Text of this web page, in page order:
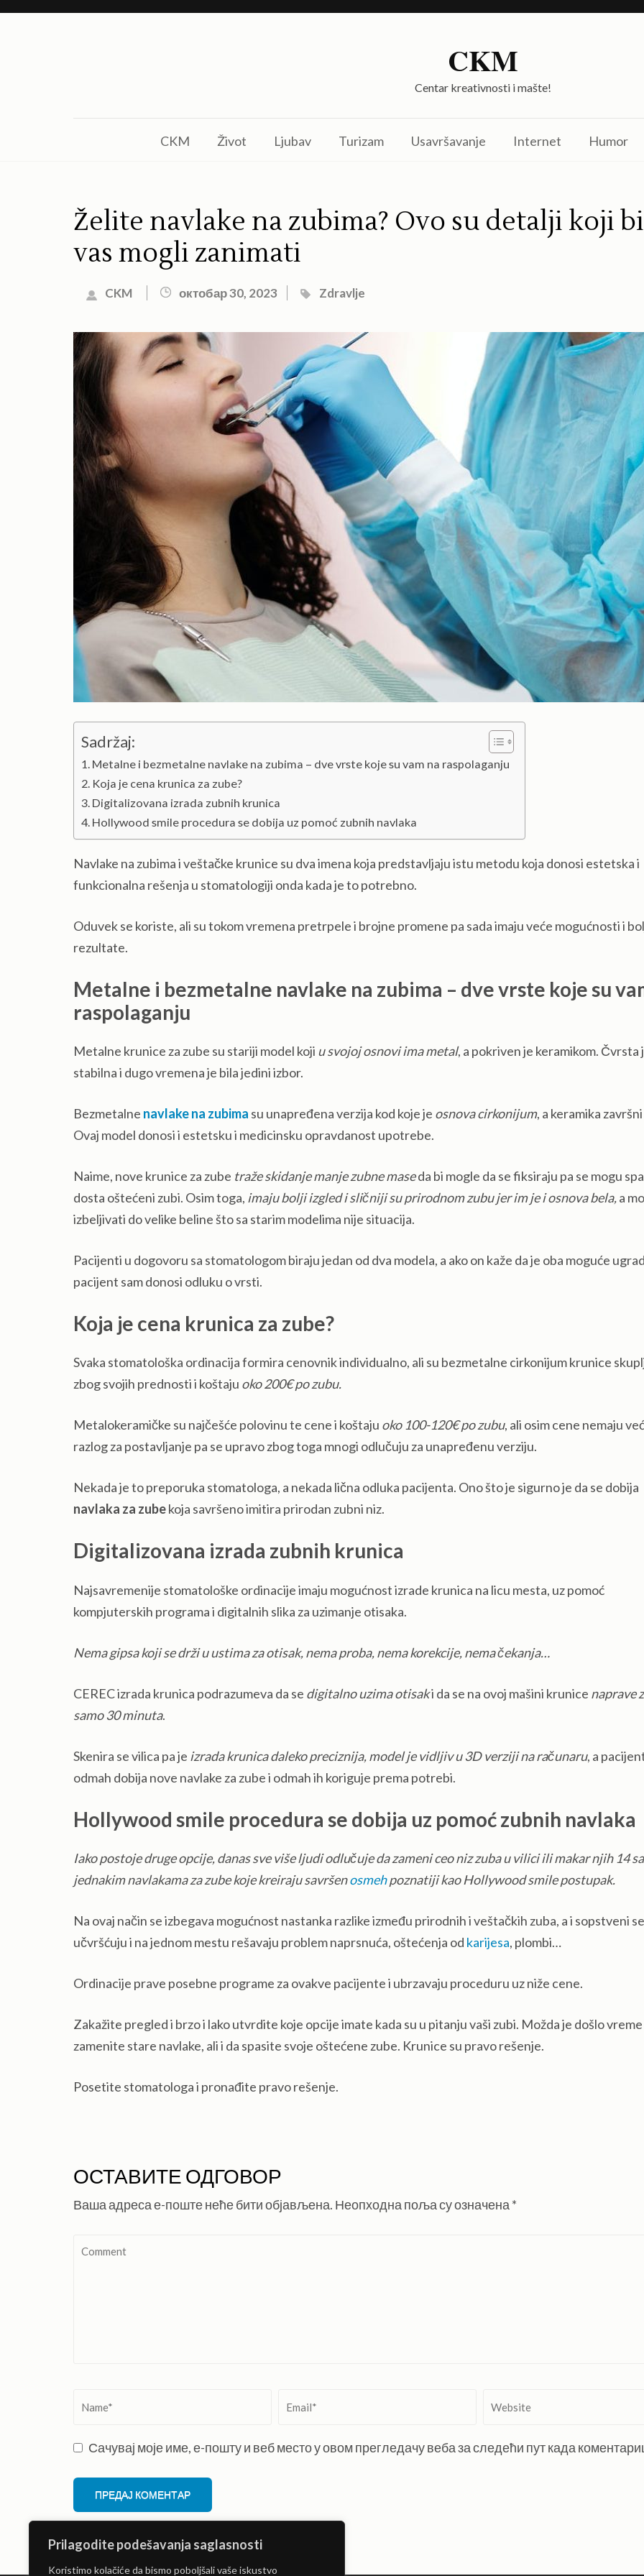
Prilagodite podešavanja saglasnosti
Koristimo kolačiće da bismo poboljšali vaše iskustvo
Skip
CKM
Centar kreativnosti i mašte!
CKM Život Ljubav Turizam Usavršavanje Internet Humor
Želite navlake na zubima? Ovo su detalji koji bi
vas mogli zanimati
CKM октобар 30, 2023 Zdravlje
Sadržaj:
Metalne i bezmetalne navlake na zubima – dve vrste koje su vam na raspolaganju
Koja je cena krunica za zube?
Digitalizovana izrada zubnih krunica
Hollywood smile procedura se dobija uz pomoć zubnih navlaka
Navlake na zubima i veštačke krunice su dva imena koja predstavljaju istu metodu koja donosi estetska i
funkcionalna rešenja u stomatologiji onda kada je to potrebno.
Oduvek se koriste, ali su tokom vremena pretrpele i brojne promene pa sada imaju veće mogućnosti i
rezultate.
Metalne i bezmetalne navlake na zubima – dve vrste koje su
raspolaganju
Metalne krunice za zube su stariji model koji u svojoj osnovi ima metal, a pokriven je keramikom. Čvrsta
stabilna i dugo vremena je bila jedini izbor.
Bezmetalne navlake na zubima su unapređena verzija kod koje je osnova cirkonijum, a keramika
Ovaj model donosi i estetsku i medicinsku opravdanost upotrebe.
Naime, nove krunice za zube traže skidanje manje zubne maseda bi mogle da se fiksiraju pa se mogu
dosta oštećeni zubi. Osim toga, imaju bolji izgled i sličniji su prirodnom zubu jer im je i osnova bela,a
izbeljivati do velike beline što sa starim modelima nije situacija.
Pacijenti u dogovoru sa stomatologom biraju jedan od dva modela, a ako on kaže da je oba moguće
pacijent sam donosi odluku o vrsti.
Koja je cena krunica za zube?
Svaka stomatološka ordinacija formira cenovnik individualno, ali su bezmetalne cirkonijum krunice
zbog svojih prednosti i koštaju oko 200€ po zubu.
Metalokeramičke su najčešće polovinu te cene i koštaju oko 100-120€ po zubu, ali osim cene nemaju
razlog za postavljanje pa se upravo zbog toga mnogi odlučuju za unapređenu verziju.
Nekada je to preporuka stomatologa, a nekada lična odluka pacijenta. Ono što je sigurno je da se dobija
navlaka za zubekoja savršeno imitira prirodan zubni niz.
Digitalizovana izrada zubnih krunica
Najsavremenije stomatološke ordinacije imaju mogućnost izrade krunica na licu mesta, uz pomoć
kompjuterskih programa i digitalnih slika za uzimanje otisaka.
Nema gipsa koji se drži u ustima za otisak, nema proba, nema korekcije, nema čekanja…
CEREC izrada krunica podrazumeva da se digitalno uzima otisaki da se na ovoj mašini krunice naprave
samo 30 minuta.
Skenira se vilica pa je izrada krunica daleko preciznija, model je vidljiv u 3D verzijinaračunaru, a
odmah dobija nove navlake za zube i odmah ih koriguje prema potrebi.
Hollywood smile procedura se dobija uz pomoć zubnih navlaka
Iako postoje druge opcije, danas sve više ljudi odlučuje da zameni ceo niz zuba u vilici ili makar njih 14 sa
jednakim navlakama za zube koje kreiraju savršenosmehpoznatiji kao Hollywood smile postupak.
Na ovaj način se izbegava mogućnost nastanka razlike između prirodnih i veštačkih zuba, a i sopstveni se
učvršćuju i na jednom mestu rešavaju problem naprsnuća, oštećenja od karijesa, plombi…
Ordinacije prave posebne programe za ovakve pacijente i ubrzavaju proceduru uz niže cene.
Zakažite pregled i brzo i lako utvrdite koje opcije imate kada su u pitanju vaši zubi. Možda je došlo vreme
zamenite stare navlake, ali i da spasite svoje oštećene zube. Krunice su pravo rešenje.
Posetite stomatologa i pronađite pravo rešenje.
ОСТАВИТЕ ОДГОВОР
Ваша адреса е-поште неће бити објављена. Неопходна поља су означена *
Comment
Сачувај моје име, е-пошту и веб место у овом прегледачу веба за следећи пут када